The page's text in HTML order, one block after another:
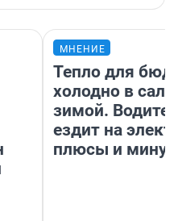
МНЕНИЕ
Тепло для
холодно в
зимой.
ездит на
плюсы и